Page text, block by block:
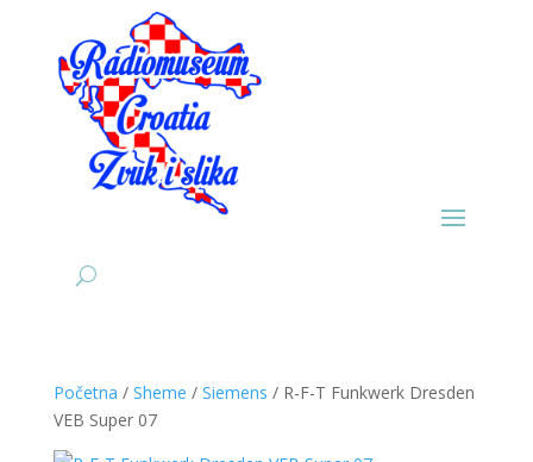
Početna / Sheme / Siemens / R-F-T Funkwerk Dresden
VEB Super 07